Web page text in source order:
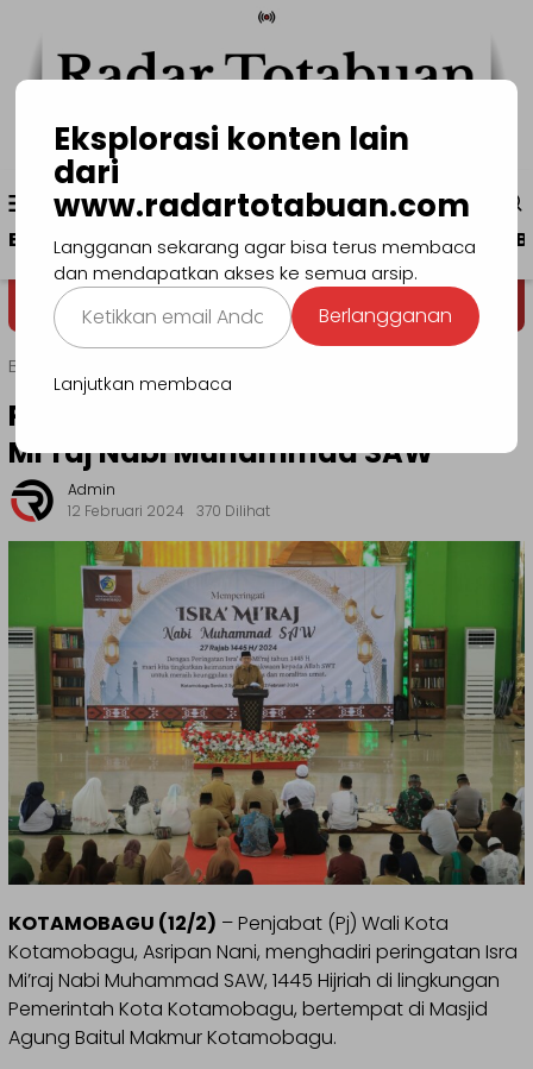
konten
Menu
Mobile
www.radartotabuan.com
Beranda Kotamobagu Bolmong Boltim
Dega' Niondon Selamat Datang di
Beranda
Pj Wali Kota Hadiri Peringatan Isra
Mi’raj Nabi Muhammad SAW
Admin
12 Februari 2024
370 Dilihat
KOTAMOBAGU (12/2) – Penjabat (Pj) Wali Kota
Kotamobagu, Asripan Nani, menghadiri peringatan Isra
Mi’raj Nabi Muhammad SAW, 1445 Hijriah di lingkungan
Pemerintah Kota Kotamobagu, bertempat di Masjid
Agung Baitul Makmur Kotamobagu.
Eksplorasi konten lain
dari
www.radartotabuan.com
Langganan sekarang agar bisa terus membaca
dan mendapatkan akses ke semua arsip.
Ketikkan
email
Anda...
Berlangganan
Lanjutkan membaca